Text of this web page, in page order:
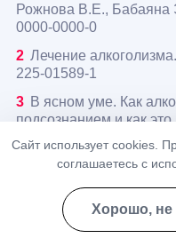
Рожнова В.Е., Бабаяна
0000-0000-0
Лечение
225-01589-1
В ясном уме. Как
подсознанием и как
ISBN 978-5-04-203868-6
Сайт использует cookies.
соглашаетесь с
Хорошо, не